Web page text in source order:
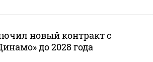
новый контракт с
до 2028 года